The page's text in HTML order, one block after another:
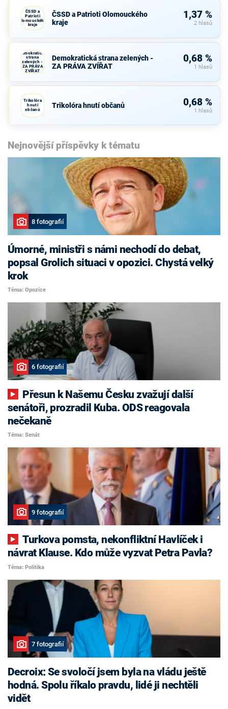
ČSSD a
Patrioti
Olomouckého
kraje
ČSSD a Patrioti Olomouckého
kraje
1,37 %
2 hlasů
Demokratická
strana
zelených -
ZA PRÁVA
ZVÍŘAT
Demokratická strana zelených -
ZA PRÁVA ZVÍŘAT
0,68 %
1 hlasů
Trikolóra
hnutí
občanů
Trikolóra hnutí občanů 0,68 %
1 hlasů
Nejnovější příspěvky k tématu
8 fotografií
Úmorné, ministři s námi nechodí do debat,
popsal Grolich situaci v opozici. Chystá velký
krok
Téma: Opozice
6 fotografií
senátoři, prozradil Kuba. ODS reagovala
nečekaně
Téma: Senát
9 fotografií
Turkova pomsta, nekonfliktní Havlíček i
návrat Klause. Kdo může vyzvat Petra Pavla?
Téma: Politika
7 fotografií
Decroix: Se svoločí jsem byla na vládu ještě
hodná. Spolu říkalo pravdu, lidé ji nechtěli
vidět